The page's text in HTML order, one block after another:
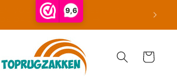
9,6
BOVEN €40 IN NL
OP